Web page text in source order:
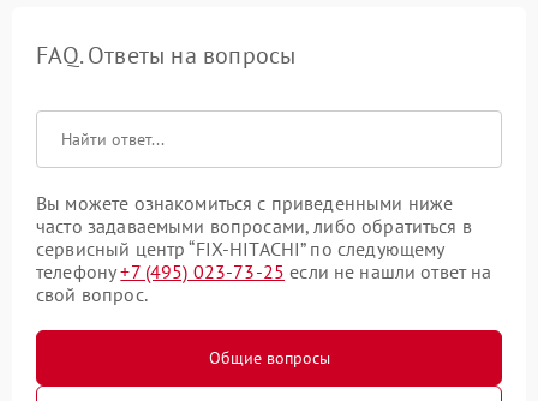
FAQ. Ответы на вопросы
Вы можете ознакомиться с приведенными ниже
часто задаваемыми вопросами, либо обратиться в
сервисный центр “FIX-HITACHI” по следующему
телефону+7 (495) 023-73-25 если не нашли ответ на
свой вопрос.
Общие вопросы